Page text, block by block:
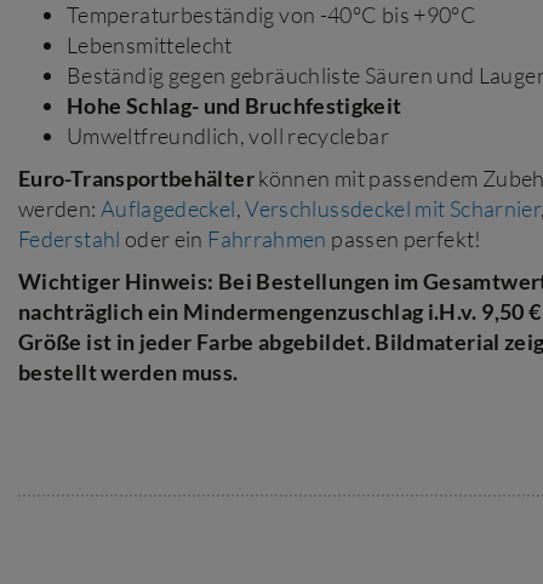
Temperaturbeständig von -40°C bis +90°C
Lebensmittelecht
Beständig gegen gebräuchliste Säuren und
Hohe Schlag- und Bruchfestigkeit
Umweltfreundlich, voll recyclebar
Euro-Transportbehälterkönnen mit passendem
werden: Auflagedeckel,Verschlussdeckel mit Scharnier,
Federstahl oder ein Fahrrahmen passen perfekt!
Wichtiger Hinweis: Bei Bestellungen im
nachträglich ein Mindermengenzuschlag i.H.v. 9,50
Größe ist in jeder Farbe abgebildet. Bildmaterial
bestellt werden muss.